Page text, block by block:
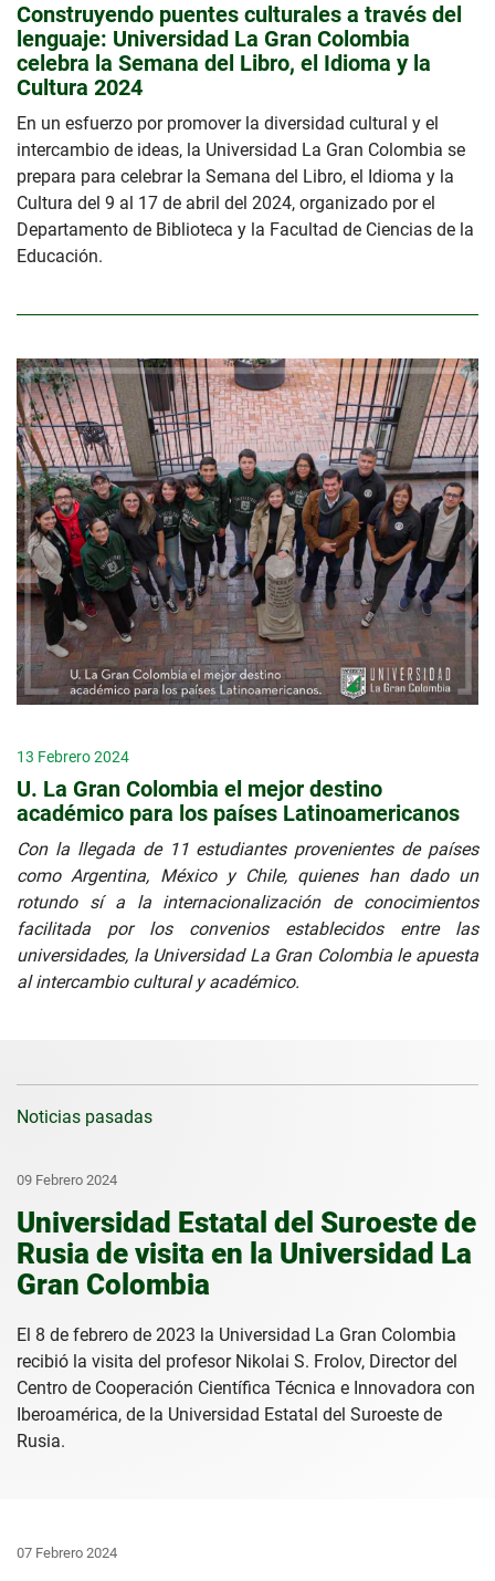
Construyendo puentes culturales a través del
lenguaje: Universidad La Gran Colombia
celebra la Semana del Libro, el Idioma y la
Cultura 2024
En un esfuerzo por promover la diversidad cultural y el
intercambio de ideas, la Universidad La Gran Colombia se
prepara para celebrar la Semana del Libro, el Idioma y la
Cultura del 9 al 17 de abril del 2024, organizado por el
Departamento de Biblioteca y la Facultad de Ciencias de la
Educación.
13 Febrero 2024
U. La Gran Colombia el mejor destino
académico para los países Latinoamericanos
Con la llegada de 11 estudiantes provenientes de países
como Argentina, México y Chile, quienes han dado un
rotundo sí a la internacionalización de conocimientos
facilitada por los convenios establecidos entre las
universidades, la Universidad La Gran Colombia le apuesta
al intercambio cultural y académico.
Noticias pasadas
09 Febrero 2024
Universidad Estatal del Suroeste de
Rusia de visita en la Universidad La
Gran Colombia
El 8 de febrero de 2023 la Universidad La Gran Colombia
recibió la visita del profesor Nikolai S. Frolov, Director del
Centro de Cooperación Científica Técnica e Innovadora con
Iberoamérica, de la Universidad Estatal del Suroeste de
Rusia.
07 Febrero 2024